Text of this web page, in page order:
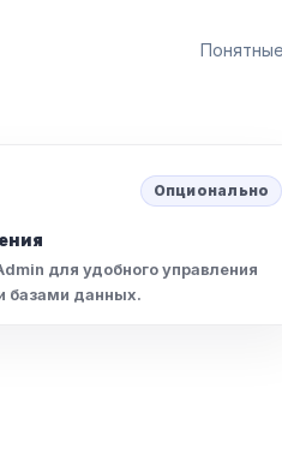
Опционально
для удобного управления
базами данных.